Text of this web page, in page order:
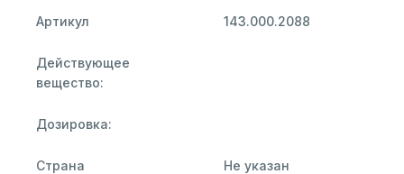
Артикул 143.000.2088
Действующее
вещество:
Дозировка:
Страна
Не указан